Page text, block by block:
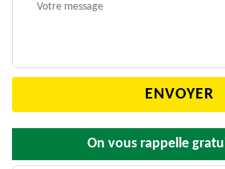
On vous rappelle